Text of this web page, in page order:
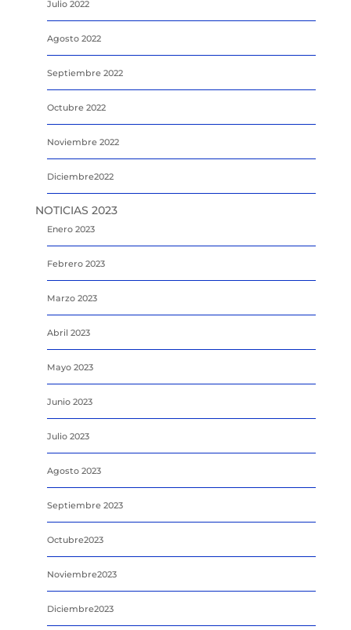
Julio 2022
Agosto 2022
Septiembre 2022
Octubre 2022
Noviembre 2022
Diciembre2022
NOTICIAS 2023
Enero 2023
Febrero 2023
Marzo 2023
Abril 2023
Mayo 2023
Junio 2023
Julio 2023
Agosto 2023
Septiembre 2023
Octubre2023
Noviembre2023
Diciembre2023